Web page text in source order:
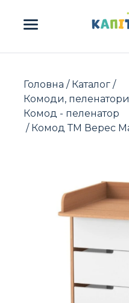
ПОШУК
Головна / Каталог /
Комоди,
Комод - пеленатор
/ Комод ТМ Верес